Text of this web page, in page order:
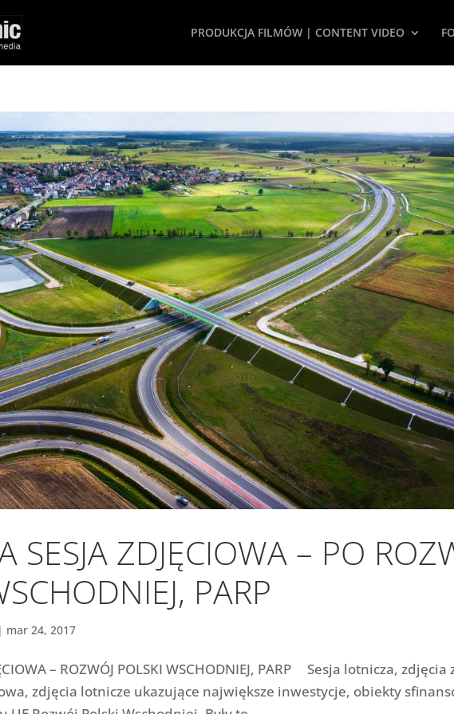
PRODUKCJA FILMÓW | CONTENT VIDEO
SESJA ZDJĘCIOWA – PO
PARP
| mar 24, 2017
– ROZWÓJ POLSKI WSCHODNIEJ, PARP Sesja lotnicza,
zdjęcia lotnicze ukazujące największe inwestycje, obiekty